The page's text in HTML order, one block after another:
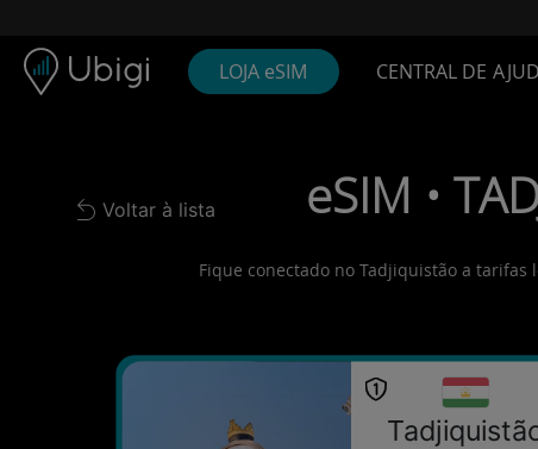
LOJA eSIM CENTRAL DE
Back to list
Voltar à lista eSIM •
Fique conectado no Tadjiquistão a tarifas